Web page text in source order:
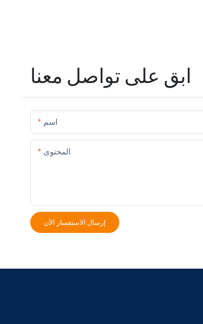
ابق على تواصل معنا
اسم
المحتوى
إرسال الاستفسار الآن